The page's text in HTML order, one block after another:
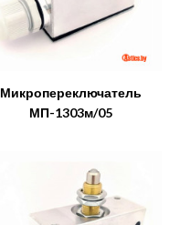
Микропереключатель
МП-1303м/05